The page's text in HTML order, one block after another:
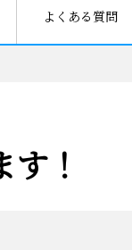
よくある質問
！